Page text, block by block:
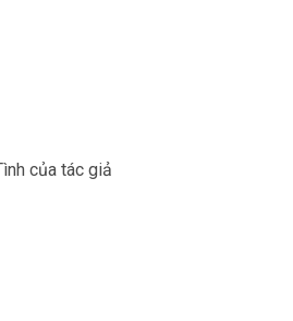
của tác giả